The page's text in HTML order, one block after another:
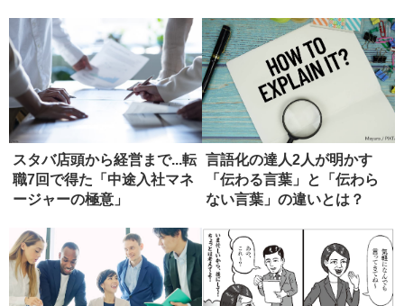
スタバ店頭から経営まで...転
職7回で得た「中途入社マネ
ージャーの極意」
言語化の達人2人が明かす
「伝わる言葉」と「伝わら
ない言葉」の違いとは？